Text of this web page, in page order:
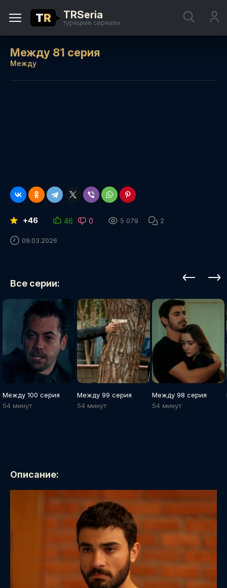
TR TRSeria
турецкие сериалы
Между 81 серия
Между
+46 46 0 5 079 2
09.03.2026
Все серии:
Между 100 серия
54 минут
Между 99 серия
54 минут
Между 98 серия
54 минут
Описание: